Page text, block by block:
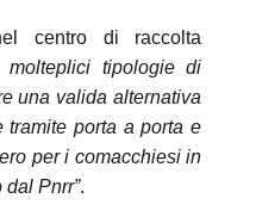
centro di raccolta
molteplici tipologie di
una valida alternativa
tramite porta a porta e
per i comacchiesi in
Pnrr”.